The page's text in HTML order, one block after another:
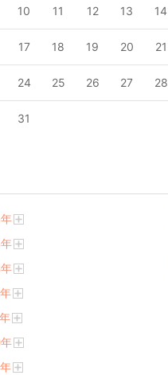
10 11 12 13 14
17 18 19 20 21
24 25 26 27 28
31
年
年
年
年
年
年
年